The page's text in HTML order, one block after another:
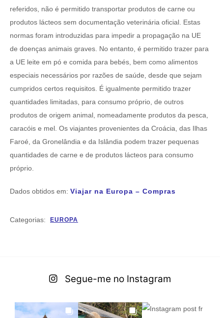
referidos, não é permitido transportar produtos de carne ou
produtos lácteos sem documentação veterinária oficial. Estas
normas foram introduzidas para impedir a propagação na UE
de doenças animais graves. No entanto, é permitido trazer para
a UE leite em pó e comida para bebés, bem como alimentos
especiais necessários por razões de saúde, desde que sejam
cumpridos certos requisitos. É igualmente permitido trazer
quantidades limitadas, para consumo próprio, de outros
produtos de origem animal, nomeadamente produtos da pesca,
caracóis e mel. Os viajantes provenientes da Croácia, das Ilhas
Faroé, da Gronelândia e da Islândia podem trazer pequenas
quantidades de carne e de produtos lácteos para consumo
próprio.
Dados obtidos em: Viajar na Europa – Compras
Categorias: EUROPA
Segue-me no Instagram